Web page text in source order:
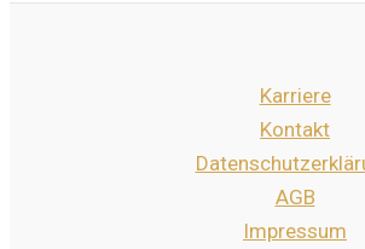
Karriere
Kontakt
AGB
Impressum